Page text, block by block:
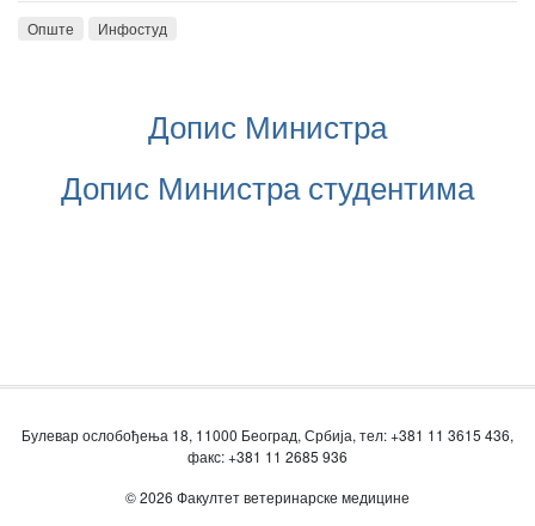
Опште Инфостуд
Допис Министра
Допис Министра студентима
Булевар ослобођења 18, 11000 Београд, Србија, тел: +381 11 3615 436,
факс: +381 11 2685 936
© 2026 Факултет ветеринарске медицине